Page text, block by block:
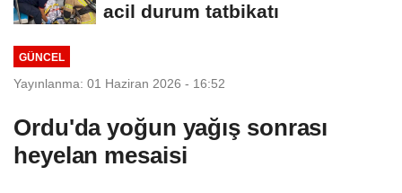
acil durum tatbikatı
GÜNCEL
Yayınlanma: 01 Haziran 2026 - 16:52
Ordu'da yoğun yağış sonrası
heyelan mesaisi